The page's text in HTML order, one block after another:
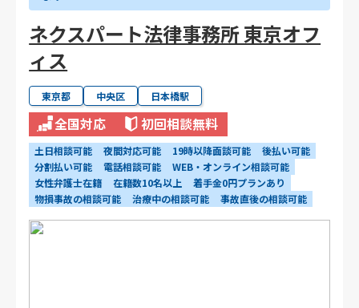
ネクスパート法律事務所 東京オフ
ィス
東京都 中央区 日本橋駅
全国対応 初回相談無料
土日相談可能 夜間対応可能 19時以降面談可能
後払い可能
分割払い可能
電話相談可能
WEB・オンライン相談可能
女性弁護士在籍
在籍数10名以上
着手金0円プランあり
物損事故の相談可能
治療中の相談可能 事故直後の相談可能